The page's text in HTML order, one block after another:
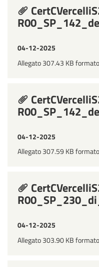
04-12-2025
Allegato 307.43 KB
04-12-2025
Allegato 307.59 KB
04-12-2025
Allegato 303.90 KB